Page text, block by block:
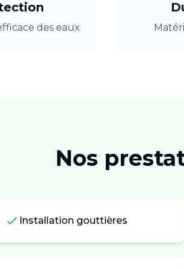
des eaux
Nos
Installation gouttières